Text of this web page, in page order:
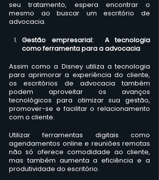
seu tratamento, espera encontrar o
mesmo ao buscar um escritório de
advocacia.
Gestão empresarial:  A tecnologia
como ferramenta para a advocacia
Assim como a Disney utiliza a tecnologia
para aprimorar a experiência do cliente,
os escritórios de advocacia também
podem aproveitar os avanços
tecnológicos para otimizar sua gestão,
promover-se e facilitar o relacionamento
com o cliente.
Utilizar ferramentas digitais como
agendamentos online e reuniões remotas
não só oferece comodidade ao cliente,
mas também aumenta a eficiência e a
produtividade do escritório.